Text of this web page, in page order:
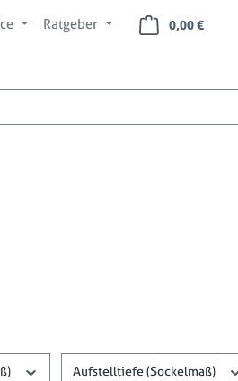
Ratgeber 0,00 €
Aufstelltiefe (Sockelmaß)